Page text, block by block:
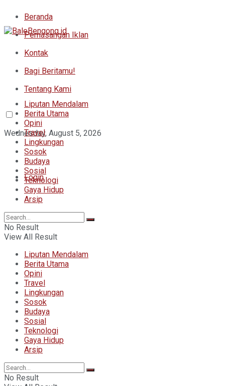
Beranda
Pemasangan Iklan
Kontak
Bagi Beritamu!
Tentang Kami
Wednesday, August 5, 2026
Login
Liputan Mendalam
Berita Utama
Opini
Travel
Lingkungan
Sosok
Budaya
Sosial
Teknologi
Gaya Hidup
Arsip
No Result
View All Result
Liputan Mendalam
Berita Utama
Opini
Travel
Lingkungan
Sosok
Budaya
Sosial
Teknologi
Gaya Hidup
Arsip
No Result